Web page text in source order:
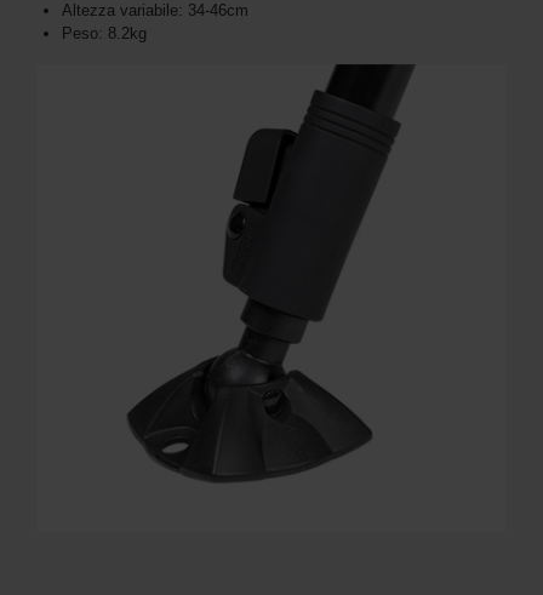
Altezza variabile: 34-46cm
Peso: 8.2kg